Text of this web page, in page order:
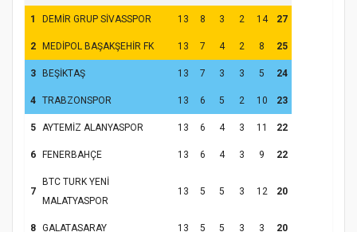
Hz. Peygamber ve Gençlik Konferansı
1 DEMİR GRUP SİVASSPOR 13 8 3 2 14 27
2 MEDİPOL BAŞAKŞEHİR FK 13 7 4 2 8 25
3 BEŞİKTAŞ 13 7 3 3 5 24
4 TRABZONSPOR 13 6 5 2 10 23
5 AYTEMİZ ALANYASPOR 13 6 4 3 11 22
6 FENERBAHÇE 13 6 4 3 9 22
7
BTC TURK YENİ
MALATYASPOR
13 5 5 3 12 20
8 GALATASARAY 13 5 5 3 3 20